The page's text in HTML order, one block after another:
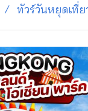
ทัวร์วันหยุดเที่ย